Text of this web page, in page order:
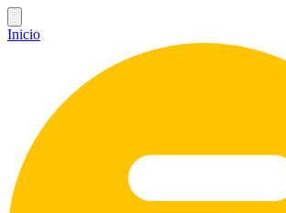
Inicio